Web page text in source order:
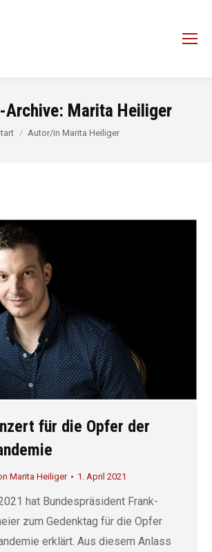
Marita Heiliger
befinden sich hier:
Autor/in Marita Heiliger
für die Opfer der
Marita Heiliger 1. April 2021
hat Bundespräsident Frank-
zum Gedenktag für die Opfer
erklärt. Aus diesem Anlass